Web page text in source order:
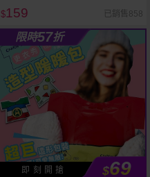
$159 已銷售858
限時57折
即 刻 開 搶 $69